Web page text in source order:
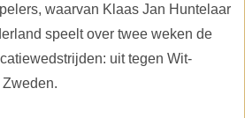
waarvan Klaas Jan Huntelaar
speelt over twee weken de
uit tegen Wit-